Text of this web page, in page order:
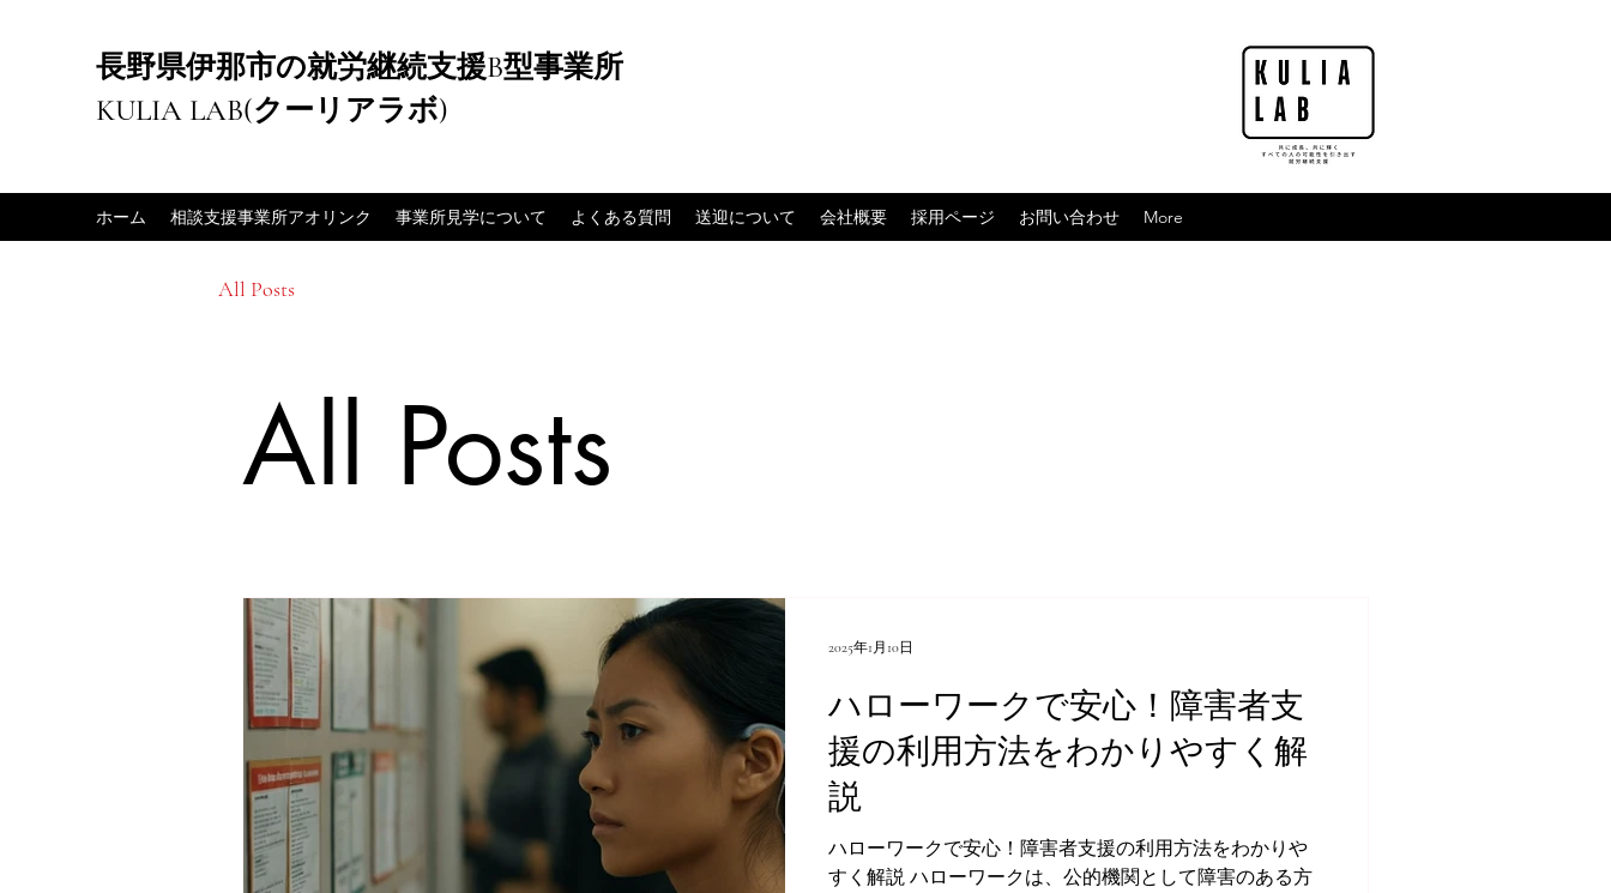
長野県伊那市の就労継続支援B型事業所
KULIA LAB(クーリアラボ)
ホーム 相談支援事業所アオリンク 事業所見学について よくある質問 送迎について 会社概要 採用ページ お問い合わせ More
All Posts
All Posts
ハローワークで安心！障害者支
援の利用方法をわかりやすく解
説
ハローワークで安心！障害者支援の利用方法をわかりや
すく解説 ハローワークは、公的機関として障害のある方
2025年1月10日